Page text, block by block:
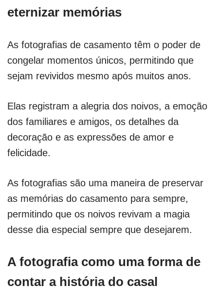
eternizar memórias
As fotografias de casamento têm o poder de
congelar momentos únicos, permitindo que
sejam revividos mesmo após muitos anos.
Elas registram a alegria dos noivos, a emoção
dos familiares e amigos, os detalhes da
decoração e as expressões de amor e
felicidade.
As fotografias são uma maneira de preservar
as memórias do casamento para sempre,
permitindo que os noivos revivam a magia
desse dia especial sempre que desejarem.
A fotografia como uma forma de
contar a história do casal